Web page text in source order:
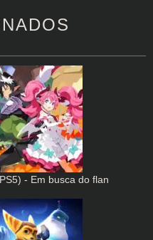
- Em busca do flan